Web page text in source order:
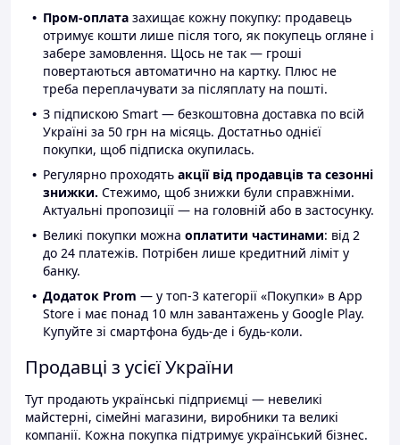
Пром-оплата захищає кожну покупку: продавець
отримує кошти лише після того, як покупець огляне і
забере замовлення. Щось не так — гроші
повертаються автоматично на картку. Плюс не
треба переплачувати за післяплату на пошті.
З підпискою Smart — безкоштовна доставка по всій
Україні за 50 грн на місяць. Достатньо однієї
покупки, щоб підписка окупилась.
Регулярно проходять акції від продавців та сезонні
знижки. Стежимо, щоб знижки були справжніми.
Актуальні пропозиції — на головній або в застосунку.
Великі покупки можна оплатити частинами: від 2
до 24 платежів. Потрібен лише кредитний ліміт у
банку.
Додаток Prom — у топ-3 категорії «Покупки» в App
Store і має понад 10 млн завантажень у Google Play.
Купуйте зі смартфона будь-де і будь-коли.
Продавці з усієї України
Тут продають українські підприємці — невеликі
майстерні, сімейні магазини, виробники та великі
компанії. Кожна покупка підтримує український бізнес.